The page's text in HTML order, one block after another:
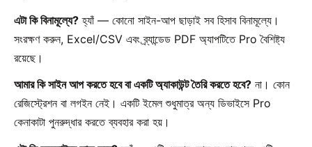
এটা কি বিনামূল্যে? হ্যাঁ — কোনো সাইন-আপ ছাড়াই সব হিসাব বিনামূল্যে।
সংরক্ষণ করুন, Excel/CSV এবং ব্র্যান্ডেড PDF অ্যাপটিতে Pro বৈশিষ্ট্য
রয়েছে।
আমার কি সাইন আপ করতে হবে বা একটি অ্যাকাউন্ট তৈরি করতে হবে? না। কোন
রেজিস্ট্রেশন বা লগইন নেই। একটি ইমেল শুধুমাত্র অন্য ডিভাইসে Pro
কেনাকাটা পুনরুদ্ধার করতে ব্যবহার করা হয়।